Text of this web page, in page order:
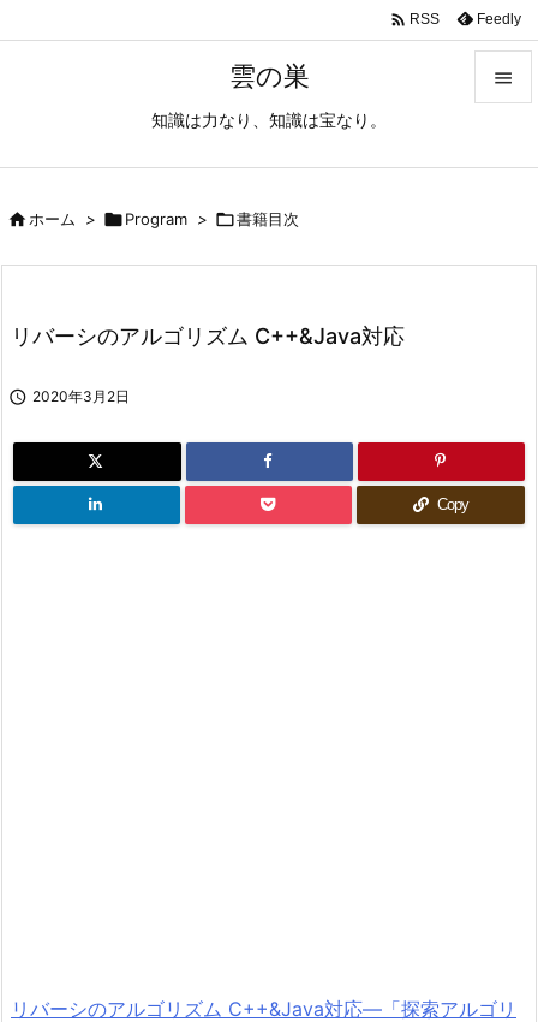
雲の巣
知識は力なり、知識は宝なり。

 RSS Feedly
ホーム > Program > 書籍目次
リバーシのアルゴリズム C++&Java対応
 2020年3月2日
Copy
リバーシのアルゴリズム C++&Java対応―「探索アルゴリ